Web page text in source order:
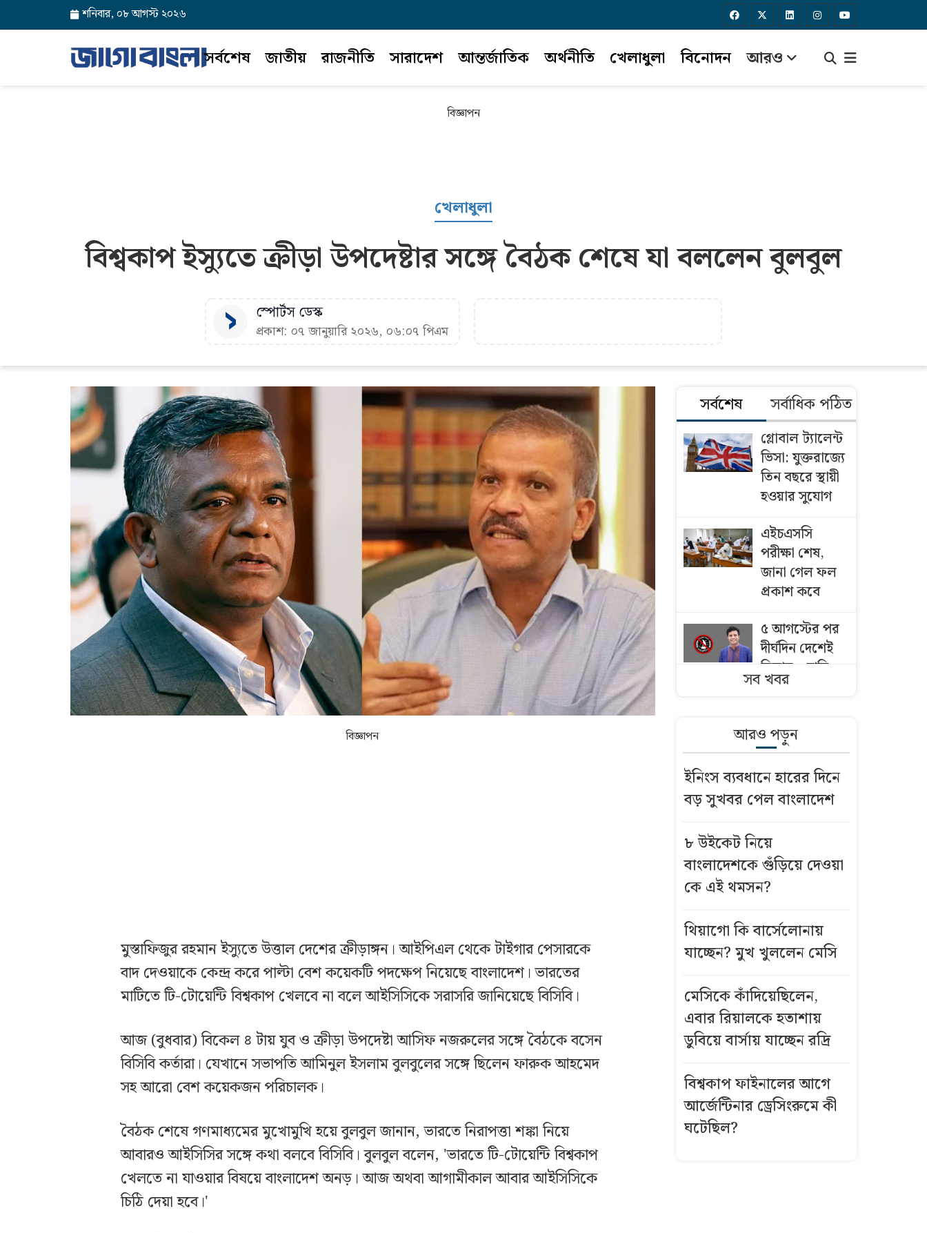
শনিবার, ০৮ আগস্ট ২০২৬
সর্বশেষ জাতীয় রাজনীতি সারাদেশ আন্তর্জাতিক অর্থনীতি খেলাধুলা বিনোদন আরও
বিজ্ঞাপন
খেলাধুলা
বিশ্বকাপ ইস্যুতে ক্রীড়া উপদেষ্টার সঙ্গে বৈঠক শেষে যা বললেন বুলবুল
স্পোর্টস ডেস্ক
প্রকাশ: ০৭ জানুয়ারি ২০২৬, ০৬:০৭ পিএম
বিজ্ঞাপন
মুস্তাফিজুর রহমান ইস্যুতে উত্তাল দেশের ক্রীড়াঙ্গন। আইপিএল থেকে টাইগার পেসারকে
বাদ দেওয়াকে কেন্দ্র করে পাল্টা বেশ কয়েকটি পদক্ষেপ নিয়েছে বাংলাদেশ। ভারতের
মাটিতে টি-টোয়েন্টি বিশ্বকাপ খেলবে না বলে আইসিসিকে সরাসরি জানিয়েছে বিসিবি।
আজ (বুধবার) বিকেল ৪ টায় যুব ও ক্রীড়া উপদেষ্টা আসিফ নজরুলের সঙ্গে বৈঠকে বসেন
বিসিবি কর্তারা। যেখানে সভাপতি আমিনুল ইসলাম বুলবুলের সঙ্গে ছিলেন ফারুক আহমেদ
সহ আরো বেশ কয়েকজন পরিচালক।
বৈঠক শেষে গণমাধ্যমের মুখোমুখি হয়ে বুলবুল জানান, ভারতে নিরাপত্তা শঙ্কা নিয়ে
আবারও আইসিসির সঙ্গে কথা বলবে বিসিবি। বুলবুল বলেন, 'ভারতে টি-টোয়েন্টি বিশ্বকাপ
খেলতে না যাওয়ার বিষয়ে বাংলাদেশ অনড়। আজ অথবা আগামীকাল আবার আইসিসিকে
চিঠি দেয়া হবে।'
সর্বশেষ সর্বাধিক পঠিত
গ্লোবাল ট্যালেন্ট
ভিসা: যুক্তরাজ্যে
তিন বছরে স্থায়ী
হওয়ার সুযোগ
এইচএসসি
পরীক্ষা শেষ,
জানা গেল ফল
প্রকাশ কবে
৫ আগস্টের পর
দীর্ঘদিন দেশেই
ছিলাম—দাবি
নিষিদ্ধ ছাত্রলীগ
এসএসি ফল
খারাপ? যেসব
সন্দেহ হলে খাতা
চ্যালেঞ্জ করা
মাদরাসায় পড়তে
অনীহা, ছয়তলা
ভবনের কার্নিশে
পা ঝুলিয়ে
বসেছিল শিশু
মনঃপুত না হলে
করা যাবে
পুনঃনিরীক্ষণ,
সময় জানাল
অস্ত্রোপচারের
সব খবর
আরও পড়ুন
ইনিংস ব্যবধানে হারের দিনে
বড় সুখবর পেল বাংলাদেশ
৮ উইকেট নিয়ে
বাংলাদেশকে গুঁড়িয়ে দেওয়া
কে এই থমসন?
থিয়াগো কি বার্সেলোনায়
যাচ্ছেন? মুখ খুললেন মেসি
মেসিকে কাঁদিয়েছিলেন,
এবার রিয়ালকে হতাশায়
ডুবিয়ে বার্সায় যাচ্ছেন রদ্রি
বিশ্বকাপ ফাইনালের আগে
আর্জেন্টিনার ড্রেসিংরুমে কী
ঘটেছিল?